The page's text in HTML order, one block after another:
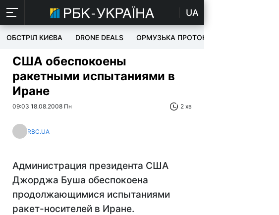
UA
ОБСТРІЛ КИЄВА DRONE DEALS ОРМУЗЬКА ПРОТОКА
США обеспокоены
ракетными испытаниями в
Иране
09:03 18.08.2008 Пн 2 хв
RBC.UA
Администрация президента США
Джорджа Буша обеспокоена
продолжающимися испытаниями
ракет-носителей в Иране.